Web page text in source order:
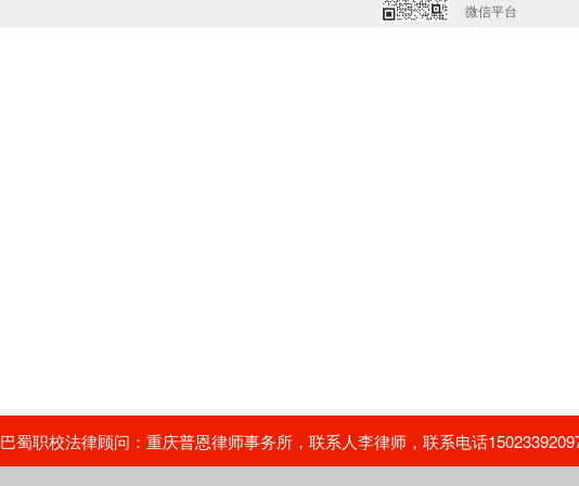
微信平台
巴蜀职校法律顾问：重庆普恩律师事务所，联系人李律师，联系电话